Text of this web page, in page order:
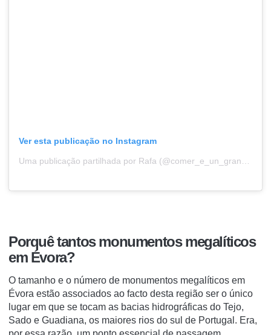
Ver esta publicação no Instagram
Uma publicação partilhada por Rafa (@comer_e_un_gran_pracer)
Porquê tantos monumentos megalíticos
em Évora?
O tamanho e o número de monumentos megalíticos em
Évora estão associados ao facto desta região ser o único
lugar em que se tocam as bacias hidrográficas do Tejo,
Sado e Guadiana, os maiores rios do sul de Portugal. Era,